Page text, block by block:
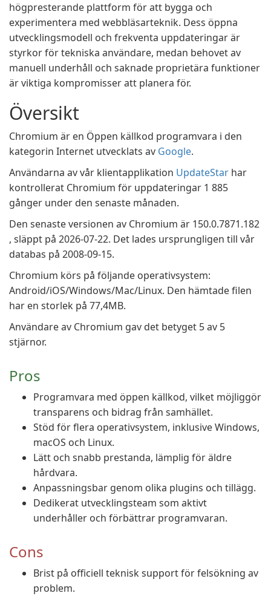
högpresterande plattform för att bygga och
experimentera med webbläsarteknik. Dess öppna
utvecklingsmodell och frekventa uppdateringar är
styrkor för tekniska användare, medan behovet av
manuell underhåll och saknade proprietära funktioner
är viktiga kompromisser att planera för.
Översikt
Chromium är en Öppen källkod programvara i den
kategorin Internet utvecklats av Google.
Användarna av vår klientapplikation UpdateStar har
kontrollerat Chromium för uppdateringar 1 885
gånger under den senaste månaden.
Den senaste versionen av Chromium är 150.0.7871.182
, släppt på 2026-07-22. Det lades ursprungligen till vår
databas på 2008-09-15.
Chromium körs på följande operativsystem:
Android/iOS/Windows/Mac/Linux. Den hämtade filen
har en storlek på 77,4MB.
Användare av Chromium gav det betyget 5 av 5
stjärnor.
Pros
Programvara med öppen källkod, vilket möjliggör
transparens och bidrag från samhället.
Stöd för flera operativsystem, inklusive Windows,
macOS och Linux.
Lätt och snabb prestanda, lämplig för äldre
hårdvara.
Anpassningsbar genom olika plugins och tillägg.
Dedikerat utvecklingsteam som aktivt
underhåller och förbättrar programvaran.
Cons
Brist på officiell teknisk support för felsökning av
problem.